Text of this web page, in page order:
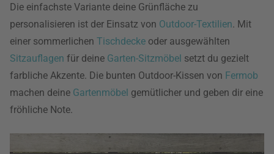
Die einfachste Variante deine Grünfläche zu
personalisieren ist der Einsatz von Outdoor-Textilien. Mit
einer sommerlichen Tischdecke oder ausgewählten
Sitzauflagen für deine Garten-Sitzmöbel setzt du gezielt
farbliche Akzente. Die bunten Outdoor-Kissen von Fermob
machen deine Gartenmöbel gemütlicher und geben dir eine
fröhliche Note.